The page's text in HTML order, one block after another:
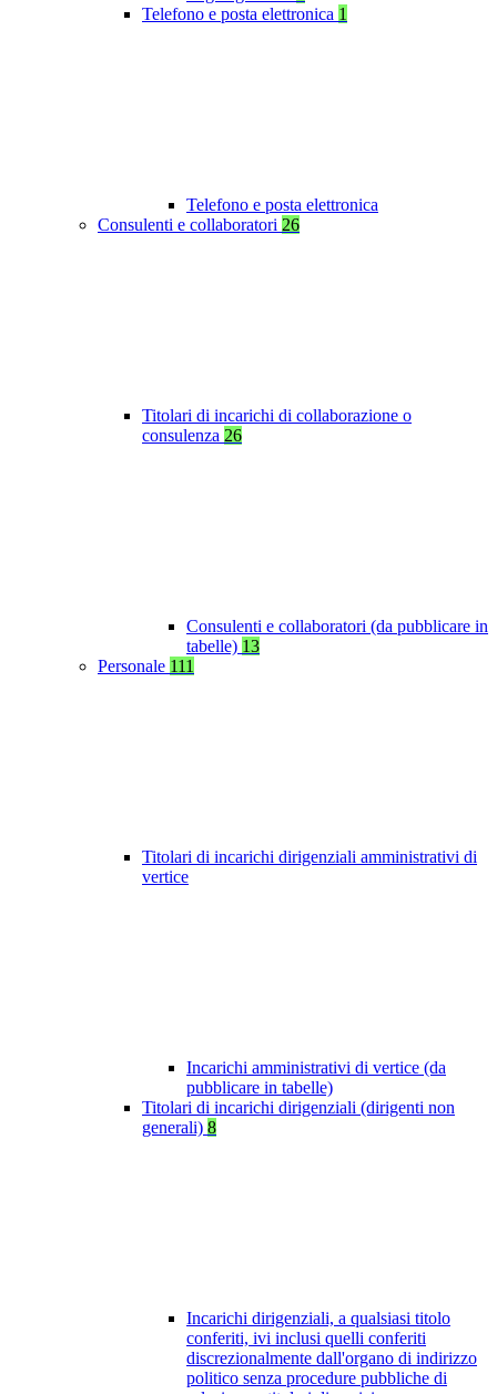
Telefono e posta elettronica 1
Telefono e posta elettronica
Consulenti e collaboratori 26
Titolari di incarichi di collaborazione o
consulenza 26
Consulenti e collaboratori (da pubblicare in
tabelle) 13
Personale 111
Titolari di incarichi dirigenziali amministrativi di
vertice
Incarichi amministrativi di vertice (da
pubblicare in tabelle)
Titolari di incarichi dirigenziali (dirigenti non
generali) 8
Incarichi dirigenziali, a qualsiasi titolo
conferiti, ivi inclusi quelli conferiti
discrezionalmente dall'organo di indirizzo
politico senza procedure pubbliche di